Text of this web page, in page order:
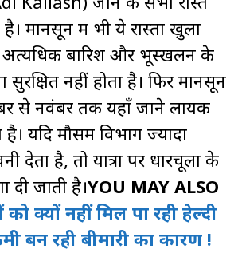
मानसून में भी ये रास्ता खुला
अत्यधिक बारिश और भूस्खलन के
सुरक्षित नहीं होता है। फिर मानसून
से नवंबर तक यहाँ जाने लायक
यदि मौसम विभाग ज्यादा
देता है, तो यात्रा पर धारचूला के
दी जाती है।YOU MAY ALSO
को क्यों नहीं मिल पा रही हेल्दी
बन रही बीमारी का कारण !